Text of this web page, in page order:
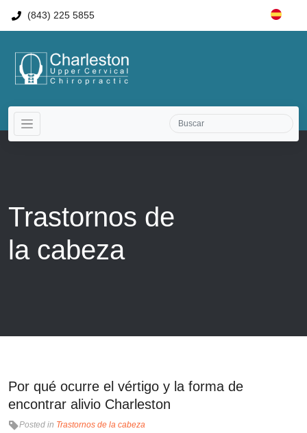
(843) 225 5855
Trastornos de
la cabeza
Por qué ocurre el vértigo y la forma de
encontrar alivio Charleston
Posted in Trastornos de la cabeza